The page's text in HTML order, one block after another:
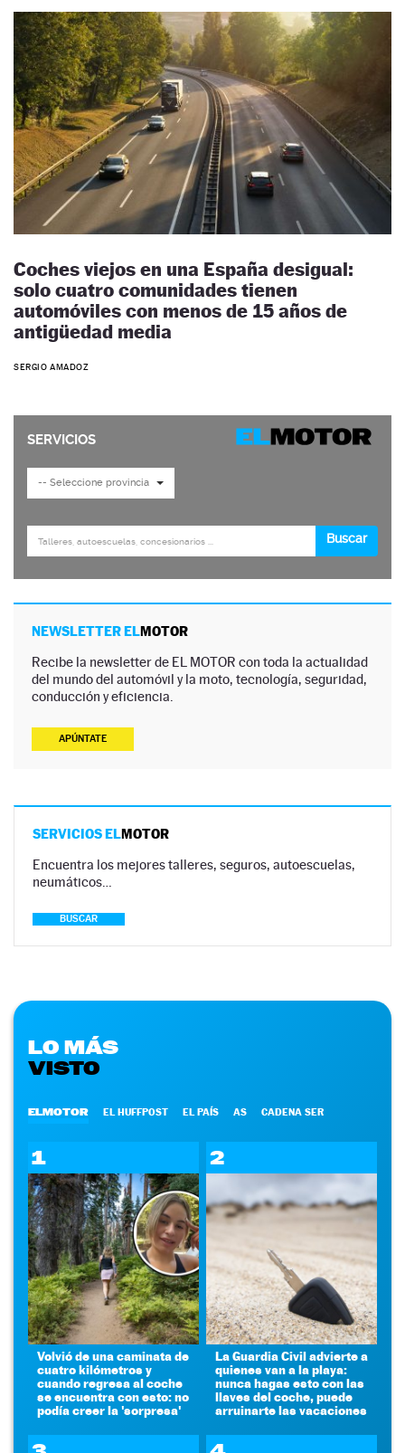
Coches viejos en una España desigual:
solo cuatro comunidades tienen
automóviles con menos de 15 años de
antigüedad media
SERGIO AMADOZ
NEWSLETTER ELMOTOR
Recibe la newsletter de EL MOTOR con toda la actualidad
del mundo del automóvil y la moto, tecnología, seguridad,
conducción y eficiencia.
APÚNTATE
SERVICIOS ELMOTOR
Encuentra los mejores talleres, seguros, autoescuelas,
neumáticos…
BUSCAR
LO MÁS
VISTO
ELMOTOR EL HUFFPOST EL PAÍS AS CADENA SER
1
Volvió de una caminata de
cuatro kilómetros y
cuando regresa al coche
se encuentra con esto: no
podía creer la 'sorpresa'
2
La Guardia Civil advierte a
quienes van a la playa:
nunca hagas esto con las
llaves del coche, puede
arruinarte las vacaciones